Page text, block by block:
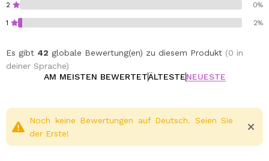
2 0%
1 2%
Es gibt 42 globale Bewertung(en) zu diesem Produkt (0 in
deiner Sprache)
AM MEISTEN BEWERTETÄLTESTENEUESTE
Noch keine Bewertungen auf Deutsch. Seien Sie
der Erste!